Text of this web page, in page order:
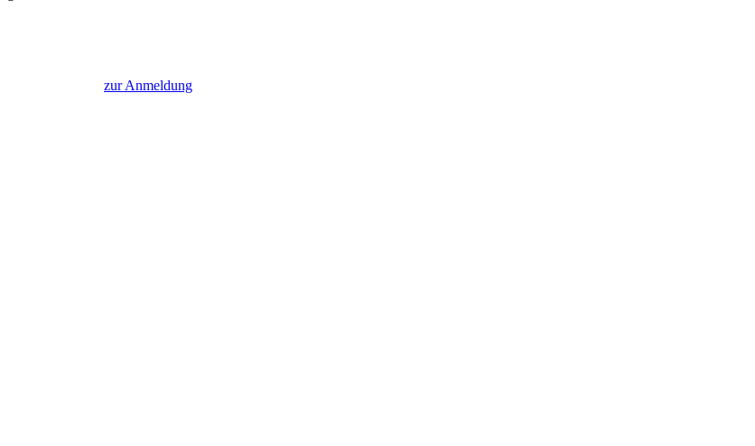
zur Anmeldung